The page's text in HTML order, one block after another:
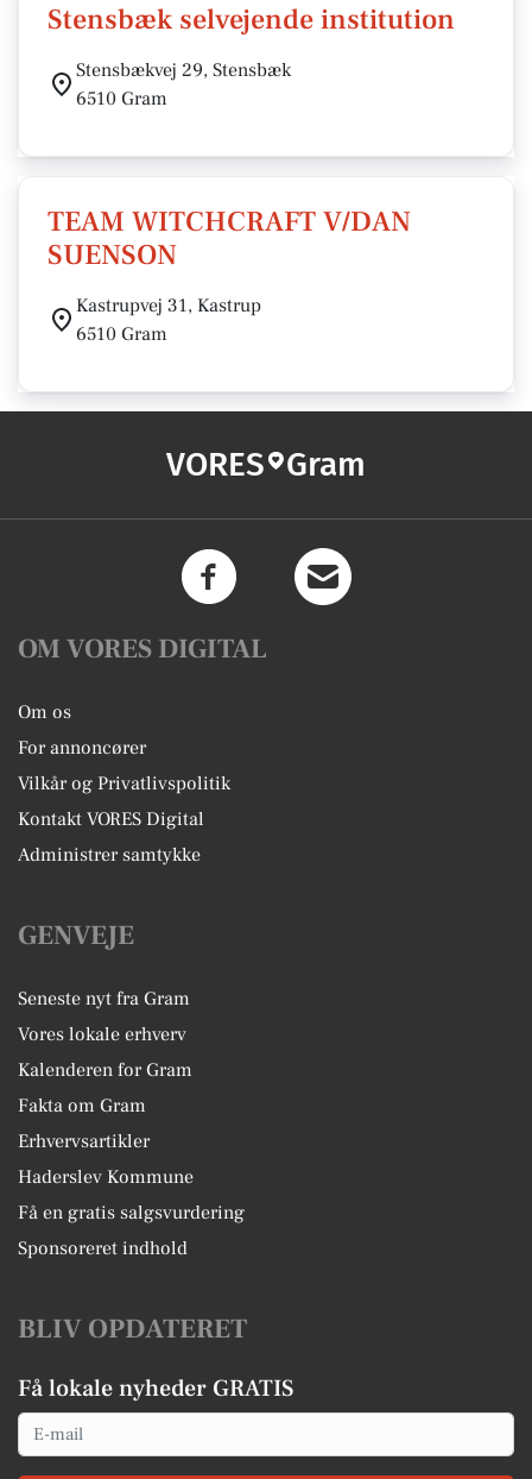
Stensbæk selvejende institution
Stensbækvej 29, Stensbæk
6510 Gram
TEAM WITCHCRAFT V/DAN
SUENSON
Kastrupvej 31, Kastrup
6510 Gram
VORES Gram
OM VORES DIGITAL
Om os
For annoncører
Vilkår og Privatlivspolitik
Kontakt VORES Digital
Administrer samtykke
GENVEJE
Seneste nyt fra Gram
Vores lokale erhverv
Kalenderen for Gram
Fakta om Gram
Erhvervsartikler
Haderslev Kommune
Få en gratis salgsvurdering
Sponsoreret indhold
BLIV OPDATERET
Få lokale nyheder GRATIS
Email